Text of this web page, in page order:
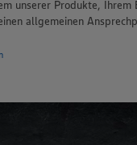
unserer Produkte, Ihrem
allgemeinen